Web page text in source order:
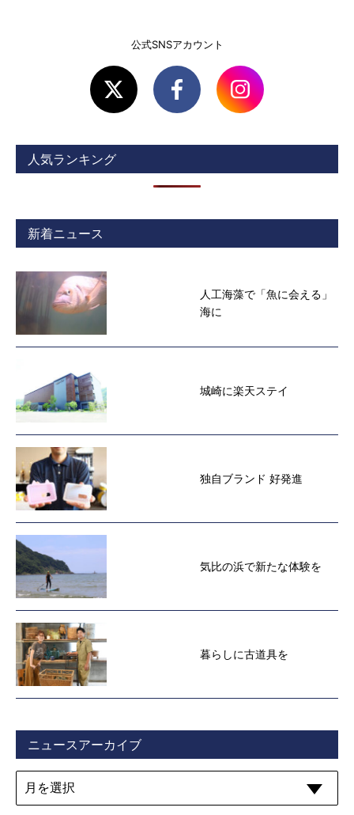
公式SNSアカウント
人気ランキング
新着ニュース
人工海藻で「魚に会える」
海に
城崎に楽天ステイ
独自ブランド 好発進
気比の浜で新たな体験を
暮らしに古道具を
ニュースアーカイブ